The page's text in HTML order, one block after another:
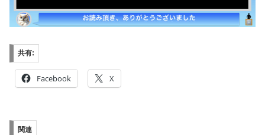
共有:
Facebook X
関連